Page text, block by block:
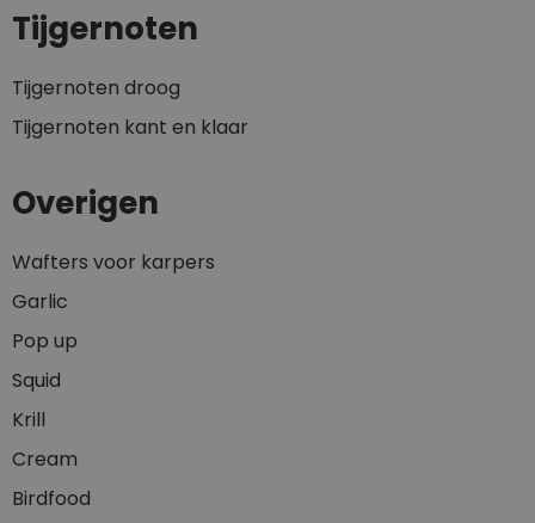
Tijgernoten
Tijgernoten droog
Tijgernoten kant en klaar
Overigen
Wafters voor karpers
Garlic
Pop up
Squid
Krill
Cream
Birdfood